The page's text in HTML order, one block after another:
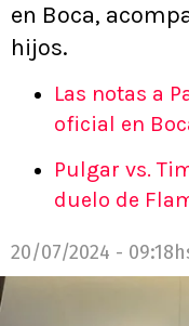
en Boca,
hijos.
Las notas a
oficial en
Pulgar vs.
duelo de
20/07/2024 -